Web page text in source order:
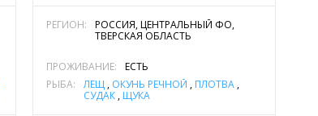
РЕГИОН:
РОССИЯ, ЦЕНТРАЛЬНЫЙ ФО,
ТВЕРСКАЯ ОБЛАСТЬ
ПРОЖИВАНИЕ:
ЕСТЬ
РЫБА:
ЛЕЩ, ОКУНЬ РЕЧНОЙ , ПЛОТВА,
СУДАК, ЩУКА